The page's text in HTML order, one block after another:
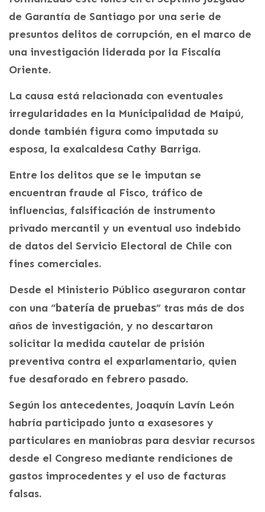
de Garantía de Santiago por una serie de
presuntos delitos de corrupción, en el marco de
una investigación liderada por la Fiscalía
Oriente.
La causa está relacionada con eventuales
irregularidades en la Municipalidad de Maipú,
donde también figura como imputada su
esposa, la exalcaldesa Cathy Barriga.
Entre los delitos que se le imputan se
encuentran fraude al Fisco, tráfico de
influencias, falsificación de instrumento
privado mercantil y un eventual uso indebido
de datos del Servicio Electoral de Chile con
fines comerciales.
Desde el Ministerio Público aseguraron contar
con una “batería de pruebas” tras más de dos
años de investigación, y no descartaron
solicitar la medida cautelar de prisión
preventiva contra el exparlamentario, quien
fue desaforado en febrero pasado.
Según los antecedentes, Joaquín Lavín León
habría participado junto a exasesores y
particulares en maniobras para desviar recursos
desde el Congreso mediante rendiciones de
gastos improcedentes y el uso de facturas
falsas.